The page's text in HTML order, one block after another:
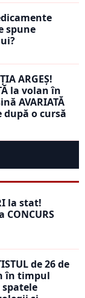
spune
ARGEȘ!
la volan în
AVARIATĂ
o cursă
la stat!
de 26 de
în timpul